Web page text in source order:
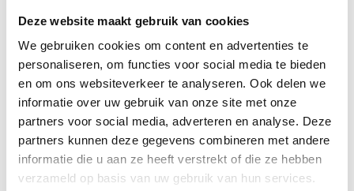
Deze website maakt gebruik van cookies
We gebruiken cookies om content en advertenties te
personaliseren, om functies voor social media te bieden
en om ons websiteverkeer te analyseren. Ook delen we
informatie over uw gebruik van onze site met onze
partners voor social media, adverteren en analyse. Deze
partners kunnen deze gegevens combineren met andere
informatie die u aan ze heeft verstrekt of die ze hebben
verzameld op basis van uw gebruik van hun services.
Grilles latérales et supérieures pré-montées
Consoles de fixation murale
Kit de fixation (vis tirefonds + chevilles)
Purgeur orientable 1/2"
Bouchon 1/2"
Garantie
Ce radiateur bénéficie d’une garantie fabricant de 10 ans.
Spécifications